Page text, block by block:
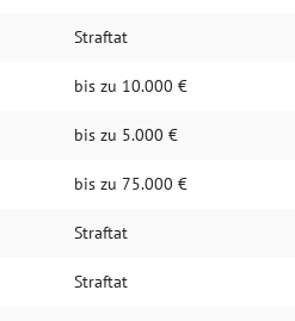
Straftat
bis zu 10.000 €
bis zu 5.000 €
bis zu 75.000 €
Straftat
Straftat